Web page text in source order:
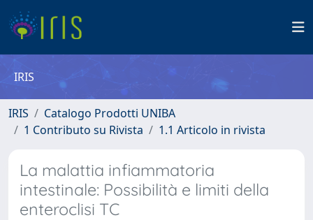
IRIS
IRIS
Catalogo Prodotti UNIBA
1 Contributo su Rivista
1.1 Articolo in rivista
La malattia infiammatoria
intestinale: Possibilità e limiti della
enteroclisi TC